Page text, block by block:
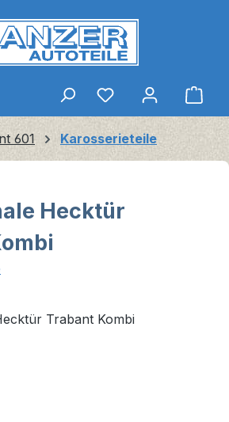
601 Karosserieteile
Hecktür